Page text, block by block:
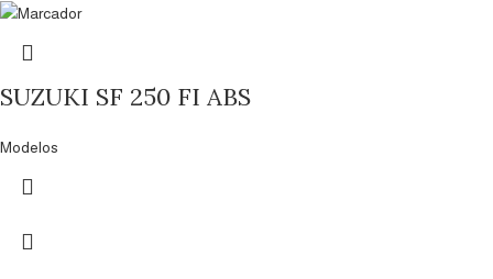
SUZUKI SF 250 FI ABS
Modelos